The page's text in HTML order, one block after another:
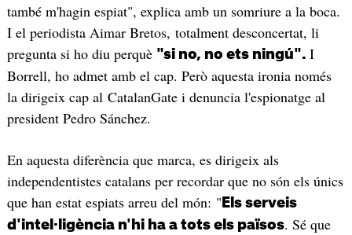
també m'hagin espiat", explica amb un somriure a la boca.
I el periodista Aimar Bretos, totalment desconcertat, li
pregunta si ho diu perquè "si no, no ets ningú". I
Borrell, ho admet amb el cap. Però aquesta ironia només
la dirigeix cap al CatalanGate i denuncia l'espionatge al
president Pedro Sánchez.
En aquesta diferència que marca, es dirigeix als
independentistes catalans per recordar que no són els únics
que han estat espiats arreu del món: " Els serveis
d'intel·ligència n'hi ha a tots els països. Sé que